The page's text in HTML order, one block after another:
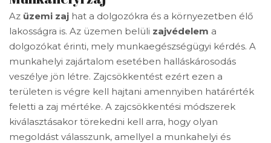
Az üzemi zaj hat a dolgozókra és a környezetben élő
lakosságra is. Az üzemen belüli zajvédelem a
dolgozókat érinti, mely munkaegészségügyi kérdés. A
munkahelyi zajártalom esetében halláskárosodás
veszélye jön létre. Zajcsökkentést ezért ezen a
területen is végre kell hajtani amennyiben határérték
feletti a zaj mértéke. A zajcsökkentési módszerek
kiválasztásakor törekedni kell arra, hogy olyan
megoldást válasszunk, amellyel a munkahelyi és